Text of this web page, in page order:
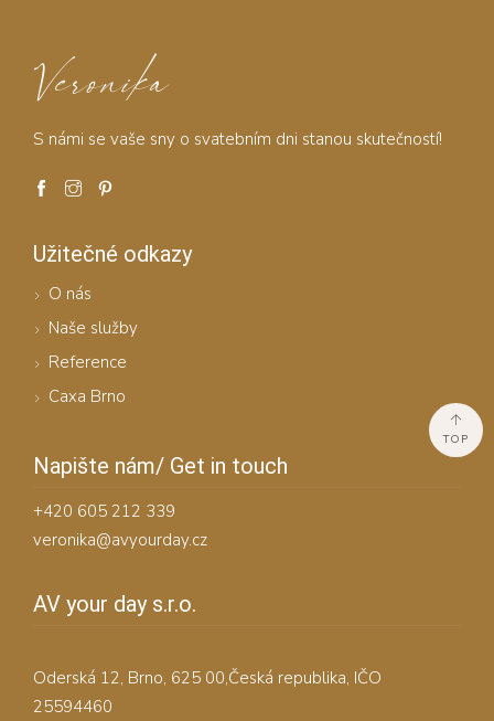
Veronika
S námi se vaše sny o svatebním dni stanou skutečností!
Užitečné odkazy
O nás
Naše služby
Reference
Caxa Brno
Napište nám/ Get in touch
+420 605 212 339
veronika@avyourday.cz
AV your day s.r.o.
Oderská 12, Brno, 625 00,Česká republika, IČO
25594460
TOP